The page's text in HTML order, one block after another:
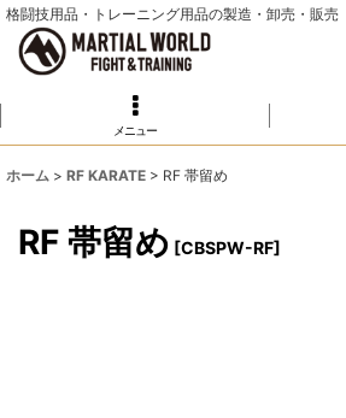
格闘技用品・トレーニング用品の製造・卸売・販売
メニュー
ホーム > RF KARATE > RF 帯留め
RF 帯留め [CBSPW-RF]